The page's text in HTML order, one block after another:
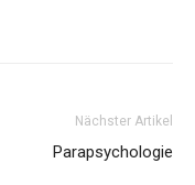
Nächster Artikel
Parapsychologie